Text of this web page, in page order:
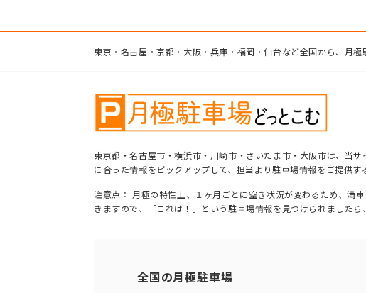
東京・名古屋・京都・大阪・兵庫・福岡・仙台など全国から、月極
東京都・名古屋市・横浜市・川崎市・さいたま市・大阪市は、当
に合った情報をピックアップして、担当より駐車場情報をご提供
注意点： 月極の特性上、１ヶ月ごとに空き状況が変わるため、満
きますので、「これは！」という駐車場情報を見つけられましたら
全国の月極駐車場